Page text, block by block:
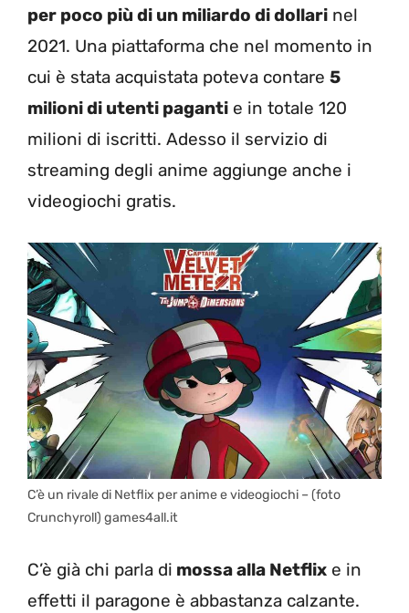
per poco più di un miliardo di dollari nel
2021. Una piattaforma che nel momento in
cui è stata acquistata poteva contare 5
milioni di utenti paganti e in totale 120
milioni di iscritti. Adesso il servizio di
streaming degli anime aggiunge anche i
videogiochi gratis.
C’è un rivale di Netflix per anime e videogiochi – (foto
Crunchyroll) games4all.it
C’è già chi parla di mossa alla Netflix e in
effetti il paragone è abbastanza calzante.